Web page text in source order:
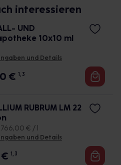
interessieren
UND
10x10 ml
und Details
€ 1, 3
RUBRUM LM 22
€ / l
und Details
€ 1, 3